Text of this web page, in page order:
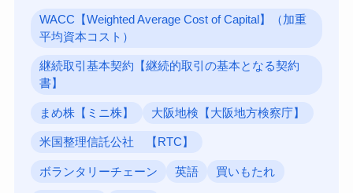
WACC【Weighted Average Cost of Capital】（加重
平均資本コスト）
継続取引基本契約【継続的取引の基本となる契約
書】
まめ株【ミニ株】 大阪地検【大阪地方検察庁】
米国整理信託公社 【RTC】
ボランタリーチェーン 英語 買いもたれ